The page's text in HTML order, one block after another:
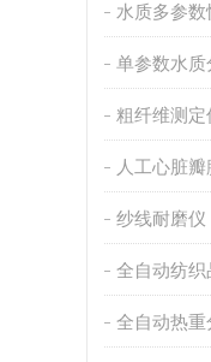
水质多参
单参数水质
粗纤维测定
纱线耐磨仪
全自动热重